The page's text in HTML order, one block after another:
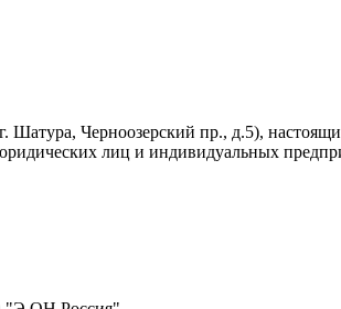
Шатура, Черноозерский пр., д.5),
лиц и индивидуальных